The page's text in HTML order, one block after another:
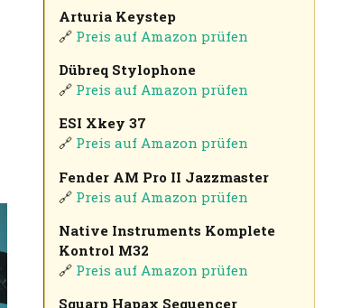
Arturia Keystep
🔗 Preis auf Amazon prüfen
Dübreq Stylophone
🔗 Preis auf Amazon prüfen
ESI Xkey 37
🔗 Preis auf Amazon prüfen
Fender AM Pro II Jazzmaster
🔗 Preis auf Amazon prüfen
Native Instruments Komplete
Kontrol M32
🔗 Preis auf Amazon prüfen
Squarp Hapax Sequencer